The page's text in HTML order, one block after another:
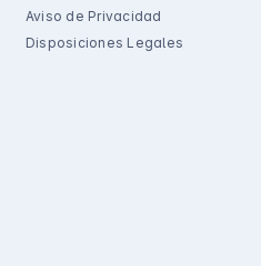
Aviso de Privacidad
Disposiciones Legales